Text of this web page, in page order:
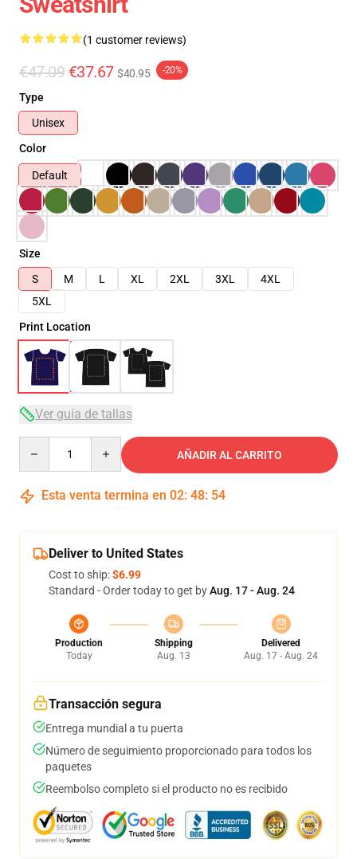
(1 customer reviews)
€47.09 €37.67 $40.95 -20%
Type
Unisex
Color
Default
Size
S
M L XL 2XL 3XL
4XL
5XL
Print Location
Ver guía de tallas
AÑADIR AL CARRITO
Esta venta termina en 02: 48: 54
Deliver to United States
Cost to ship:$6.99
Standard - Order today to get byAug. 17 - Aug. 24
Production
Today
Shipping
Aug. 13
Delivered
Aug. 17 - Aug. 24
Transacción segura
Entrega mundial a tu puerta
Número de seguimiento proporcionado para todos los
paquetes
Reembolso completo si el producto no es recibido